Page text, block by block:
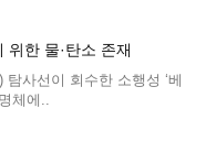
위한 물·탄소 존재
사선이 회수한 소행성 ‘베
체에..